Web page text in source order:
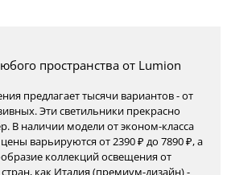
пространства от Lumion
предлагает тысячи вариантов - от
Эти светильники прекрасно
В наличии модели от эконом-класса
варьируются от 2390 ₽ до 7890 ₽, а
коллекций освещения от
как Италия (премиум-дизайн) -